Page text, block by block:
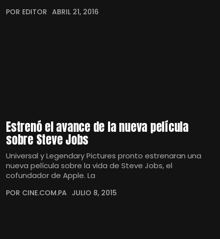
POR EDITOR ABRIL 21, 2016
Estrenó el avance de la nueva película
sobre Steve Jobs
Universal y Legendary Pictures pronto estrenaran una
nueva película sobre la vida de Steve Jobs, el
cofundador de Apple. La
POR CINE.COM.PA JULIO 8, 2015